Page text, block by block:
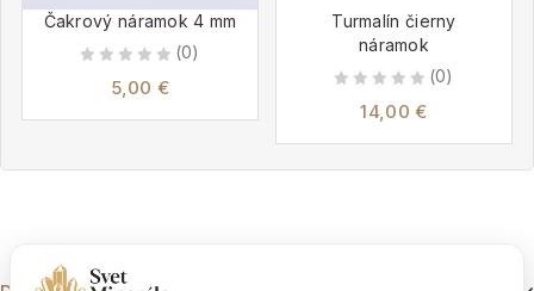
Čakrový náramok 4 mm
(0)
5,00 €
Turmalín čierny
náramok
(0)
14,00 €